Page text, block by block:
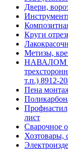
Двери,
Круги
Метизы,
НАВАЛОМ
т.п.) 8912-
Пена
лист
Сварочное
Хозтовары,